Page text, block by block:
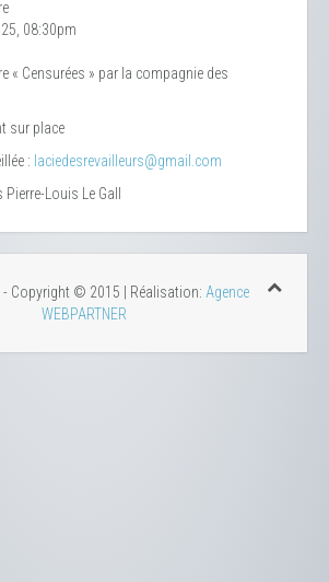
08:30pm
« Censurées » par la compagnie des
sur place
: laciedesrevailleurs@gmail.com
Louis Le Gall
- Copyright © 2015 | Réalisation: Agence
WEBPARTNER